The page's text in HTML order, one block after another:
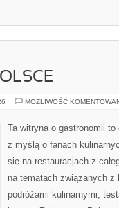
MOŻLIWOŚĆ
Ta witryna o gastronomii
z myślą o fanach
się na restauracjach z
na tematach związanych z
podróżami kulinarnymi,